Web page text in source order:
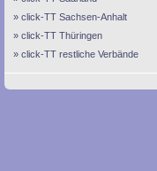
click-TT Sachsen-Anhalt
click-TT Thüringen
click-TT restliche Verbände